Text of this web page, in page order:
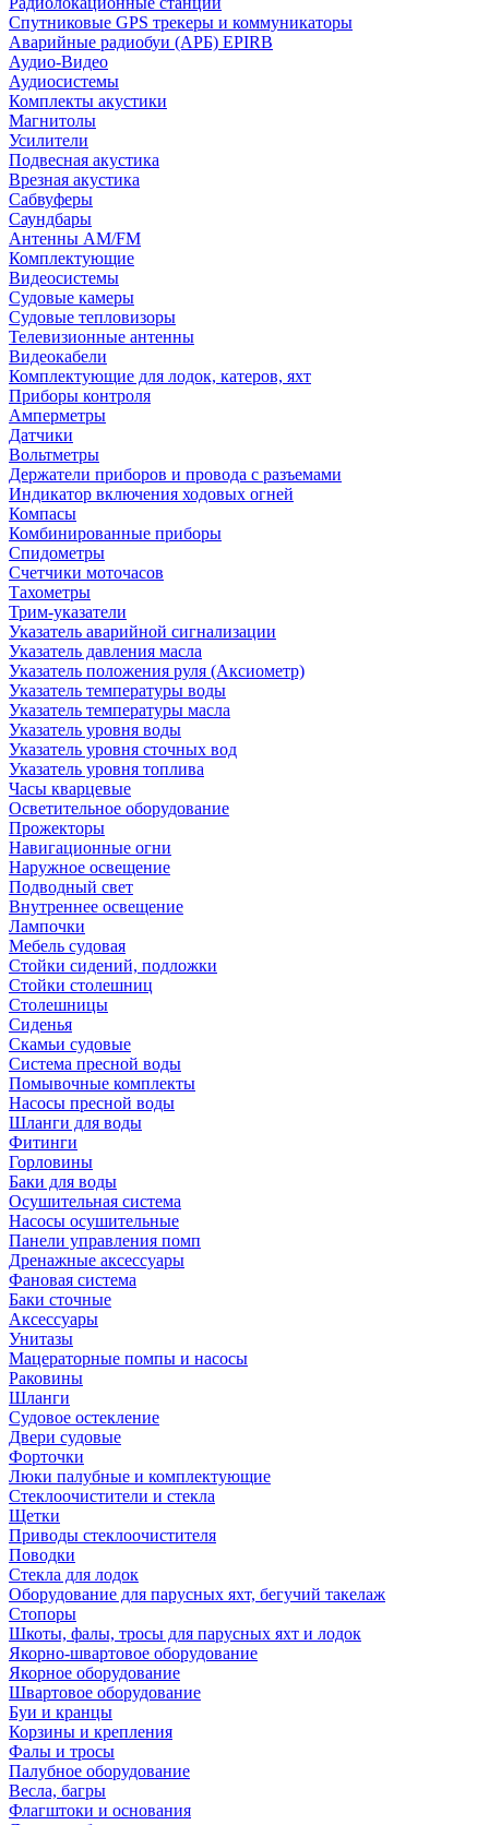
Спутниковые GPS трекеры и коммуникаторы
Аварийные радиобуи (АРБ) EPIRB
Аудио-Видео
Аудиосистемы
Комплекты акустики
Магнитолы
Усилители
Подвесная акустика
Врезная акустика
Сабвуферы
Саундбары
Антенны AM/FM
Комплектующие
Видеосистемы
Судовые камеры
Cудовые тепловизоры
Телевизионные антенны
Видеокабели
Комплектующие для лодок, катеров, яхт
Приборы контроля
Амперметры
Датчики
Вольтметры
Держатели приборов и провода с разъемами
Индикатор включения ходовых огней
Компасы
Комбинированные приборы
Спидометры
Счетчики моточасов
Тахометры
Трим-указатели
Указатель аварийной сигнализации
Указатель давления масла
Указатель положения руля (Аксиометр)
Указатель температуры воды
Указатель температуры масла
Указатель уровня воды
Указатель уровня сточных вод
Указатель уровня топлива
Часы кварцевые
Осветительное оборудование
Прожекторы
Навигационные огни
Наружное освещение
Подводный свет
Внутреннее освещение
Лампочки
Мебель судовая
Стойки сидений, подложки
Стойки столешниц
Столешницы
Сиденья
Скамьи судовые
Система пресной воды
Помывочные комплекты
Насосы пресной воды
Шланги для воды
Фитинги
Горловины
Баки для воды
Осушительная система
Насосы осушительные
Панели управления помп
Дренажные аксессуары
Фановая система
Баки сточные
Аксессуары
Унитазы
Мацераторные помпы и насосы
Раковины
Шланги
Судовое остекление
Двери судовые
Форточки
Люки палубные и комплектующие
Стеклоочистители и стекла
Щетки
Приводы стеклоочистителя
Поводки
Стекла для лодок
Оборудование для парусных яхт, бегучий такелаж
Стопоры
Шкоты, фалы, тросы для парусных яхт и лодок
Якорно-швартовое оборудование
Якорное оборудование
Швартовое оборудование
Буи и кранцы
Корзины и крепления
Фалы и тросы
Палубное оборудование
Весла, багры
Флагштоки и основания